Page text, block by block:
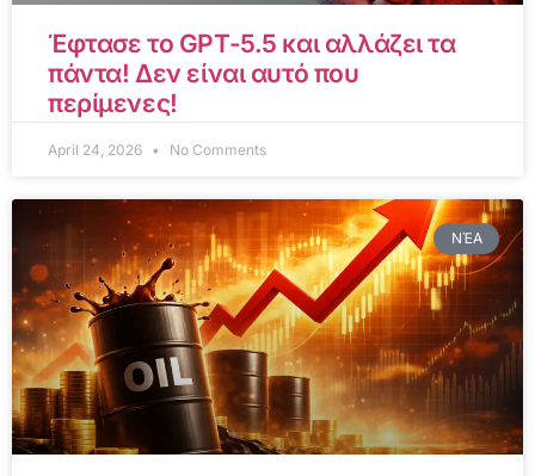
Έφτασε το GPT-5.5 και αλλάζει τα
πάντα! Δεν είναι αυτό που
περίμενες!
April 24, 2026 No Comments
ΝΈΑ